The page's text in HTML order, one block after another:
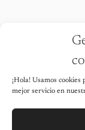
¡Hola! Usamos
mejor servicio en
Iria Fafián ©
cualquiera de las
sitio web sin el